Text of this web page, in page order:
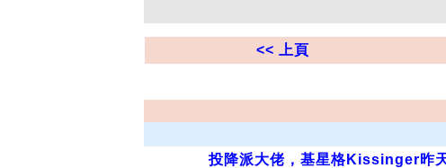
<< 上頁
投降派大佬，基星格Kissinger昨